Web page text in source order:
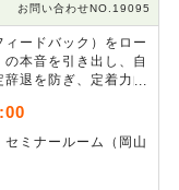
お問い合わせNO.19095
ードバック）をロー
本音を引き出し、自
退を防ぎ、定着力向
ミナールーム（岡山